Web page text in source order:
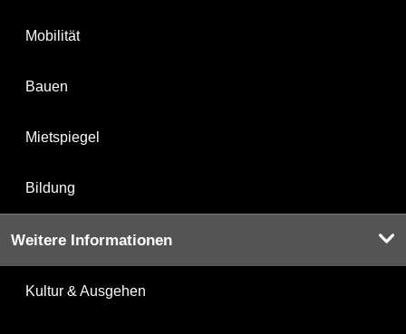
Mobilität
Bauen
Mietspiegel
Bildung
Weitere Informationen
Kultur & Ausgehen